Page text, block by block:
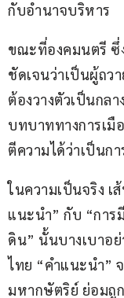
กับอำนาจบริหาร
ขณะที่องคมนตรี ซึ่
ชัดเจนว่าเป็นผู้ถว
ต้องวางตัวเป็นกล
บทบาททางการเมื
ตีความได้ว่าเป็นก
ในความเป็นจริง เ
แนะนำ” กับ “กา
ดิน” นั้นบางเบาอ
ไทย “คำแนะนำ”
มหากษัตริย์ ย่อมถู